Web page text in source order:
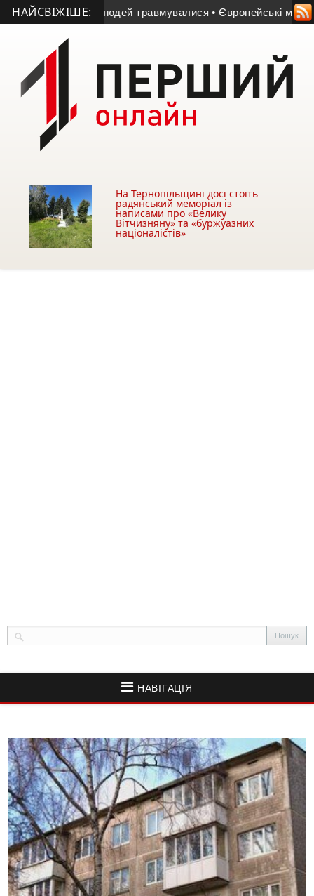
НАЙСВІЖІШЕ:
двоє людей травмувалися • Європейські мільйони
На Тернопільщині досі стоїть
радянський меморіал із
написами про «Велику
Вітчизняну» та «буржуазних
націоналістів»
НАВІГАЦІЯ